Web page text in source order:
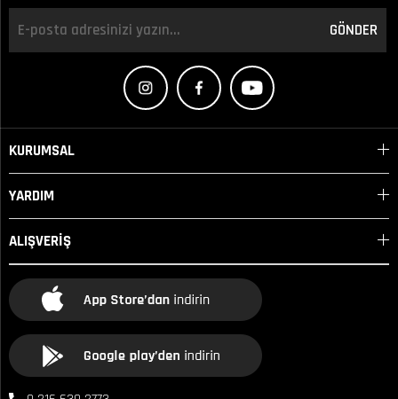
GÖNDER
KURUMSAL
YARDIM
ALIŞVERİŞ